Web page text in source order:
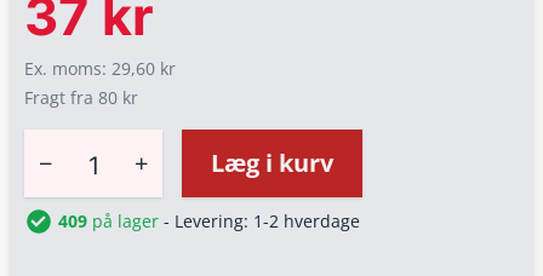
37 kr
Ex. moms: 29,60 kr
Fragt fra 80 kr
− + Læg i kurv
409 på lager - Levering: 1-2 hverdage